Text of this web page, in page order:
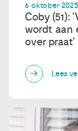
6 oktober 2025
Coby (51):
wordt aan
over praat'
Lees